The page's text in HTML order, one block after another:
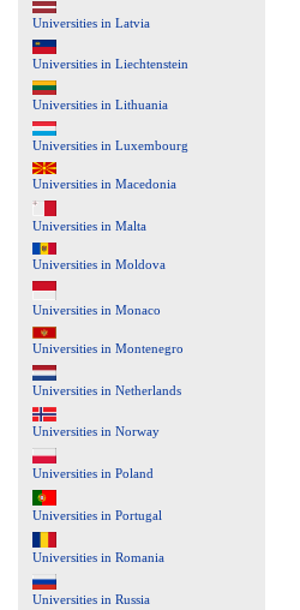
Universities in Latvia
Universities in Liechtenstein
Universities in Lithuania
Universities in Luxembourg
Universities in Macedonia
Universities in Malta
Universities in Moldova
Universities in Monaco
Universities in Montenegro
Universities in Netherlands
Universities in Norway
Universities in Poland
Universities in Portugal
Universities in Romania
Universities in Russia